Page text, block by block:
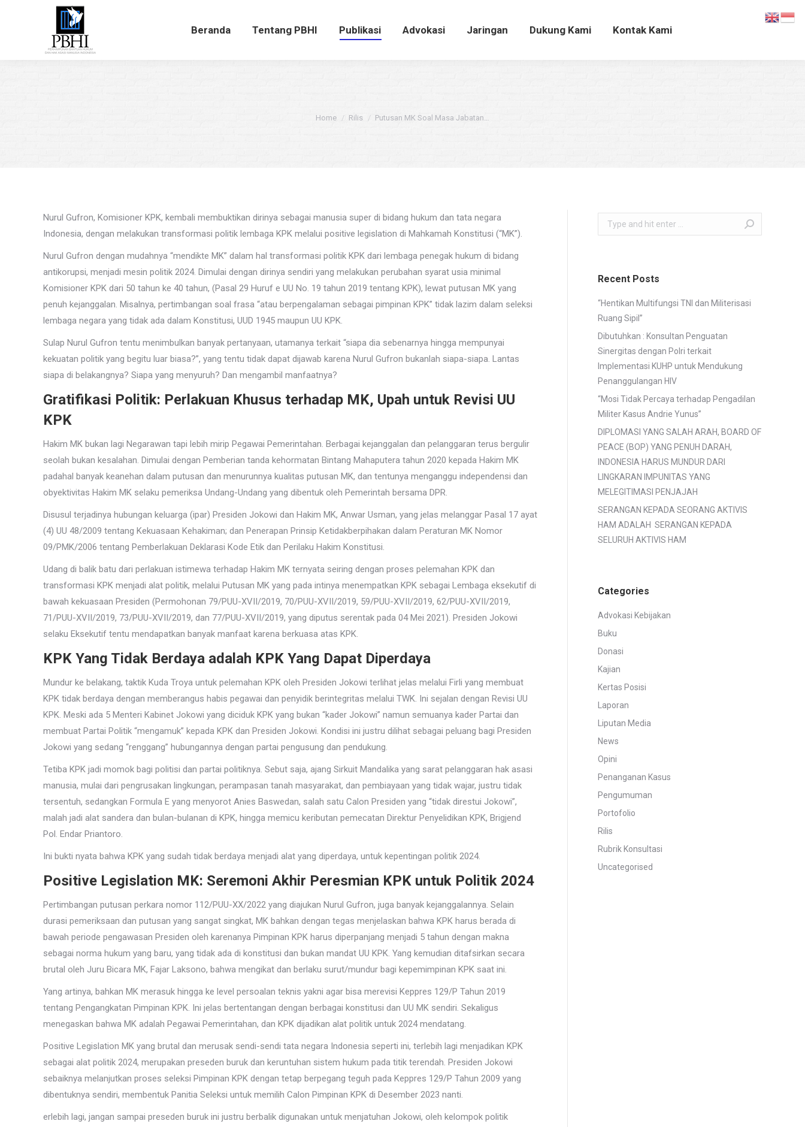
Beranda Tentang PBHI Publikasi Advokasi Jaringan Dukung Kami Kontak Kami
You are here:
Home Rilis Putusan MK Soal Masa Jabatan…
Nurul Gufron, Komisioner KPK, kembali membuktikan dirinya sebagai manusia super di bidang hukum dan tata negara
Indonesia, dengan melakukan transformasi politik lembaga KPK melalui positive legislation di Mahkamah Konstitusi (“MK”).
Nurul Gufron dengan mudahnya “mendikte MK” dalam hal transformasi politik KPK dari lembaga penegak hukum di bidang
antikorupsi, menjadi mesin politik 2024. Dimulai dengan dirinya sendiri yang melakukan perubahan syarat usia minimal
Komisioner KPK dari 50 tahun ke 40 tahun, (Pasal 29 Huruf e UU No. 19 tahun 2019 tentang KPK), lewat putusan MK yang
penuh kejanggalan. Misalnya, pertimbangan soal frasa “atau berpengalaman sebagai pimpinan KPK” tidak lazim dalam seleksi
lembaga negara yang tidak ada dalam Konstitusi, UUD 1945 maupun UU KPK.
Sulap Nurul Gufron tentu menimbulkan banyak pertanyaan, utamanya terkait “siapa dia sebenarnya hingga mempunyai
kekuatan politik yang begitu luar biasa?”, yang tentu tidak dapat dijawab karena Nurul Gufron bukanlah siapa-siapa. Lantas
siapa di belakangnya? Siapa yang menyuruh? Dan mengambil manfaatnya?
Gratifikasi Politik: Perlakuan Khusus terhadap MK, Upah untuk Revisi UU
KPK
Hakim MK bukan lagi Negarawan tapi lebih mirip Pegawai Pemerintahan. Berbagai kejanggalan dan pelanggaran terus bergulir
seolah bukan kesalahan. Dimulai dengan Pemberian tanda kehormatan Bintang Mahaputera tahun 2020 kepada Hakim MK
padahal banyak keanehan dalam putusan dan menurunnya kualitas putusan MK, dan tentunya menganggu independensi dan
obyektivitas Hakim MK selaku pemeriksa Undang-Undang yang dibentuk oleh Pemerintah bersama DPR.
Disusul terjadinya hubungan keluarga (ipar) Presiden Jokowi dan Hakim MK, Anwar Usman, yang jelas melanggar Pasal 17 ayat
(4) UU 48/2009 tentang Kekuasaan Kehakiman; dan Penerapan Prinsip Ketidakberpihakan dalam Peraturan MK Nomor
09/PMK/2006 tentang Pemberlakuan Deklarasi Kode Etik dan Perilaku Hakim Konstitusi.
Udang di balik batu dari perlakuan istimewa terhadap Hakim MK ternyata seiring dengan proses pelemahan KPK dan
transformasi KPK menjadi alat politik, melalui Putusan MK yang pada intinya menempatkan KPK sebagai Lembaga eksekutif di
bawah kekuasaan Presiden (Permohonan 79/PUU-XVII/2019, 70/PUU-XVII/2019, 59/PUU-XVII/2019, 62/PUU-XVII/2019,
71/PUU-XVII/2019, 73/PUU-XVII/2019, dan 77/PUU-XVII/2019, yang diputus serentak pada 04 Mei 2021). Presiden Jokowi
selaku Eksekutif tentu mendapatkan banyak manfaat karena berkuasa atas KPK.
KPK Yang Tidak Berdaya adalah KPK Yang Dapat Diperdaya
Mundur ke belakang, taktik Kuda Troya untuk pelemahan KPK oleh Presiden Jokowi terlihat jelas melalui Firli yang membuat
KPK tidak berdaya dengan memberangus habis pegawai dan penyidik berintegritas melalui TWK. Ini sejalan dengan Revisi UU
KPK. Meski ada 5 Menteri Kabinet Jokowi yang diciduk KPK yang bukan “kader Jokowi” namun semuanya kader Partai dan
membuat Partai Politik “mengamuk” kepada KPK dan Presiden Jokowi. Kondisi ini justru dilihat sebagai peluang bagi Presiden
Jokowi yang sedang “renggang” hubungannya dengan partai pengusung dan pendukung.
Tetiba KPK jadi momok bagi politisi dan partai politiknya. Sebut saja, ajang Sirkuit Mandalika yang sarat pelanggaran hak asasi
manusia, mulai dari pengrusakan lingkungan, perampasan tanah masyarakat, dan pembiayaan yang tidak wajar, justru tidak
tersentuh, sedangkan Formula E yang menyorot Anies Baswedan, salah satu Calon Presiden yang “tidak direstui Jokowi”,
malah jadi alat sandera dan bulan-bulanan di KPK, hingga memicu keributan pemecatan Direktur Penyelidikan KPK, Brigjend
Pol. Endar Priantoro.
Ini bukti nyata bahwa KPK yang sudah tidak berdaya menjadi alat yang diperdaya, untuk kepentingan politik 2024.
Positive Legislation MK: Seremoni Akhir Peresmian KPK untuk Politik 2024
Pertimbangan putusan perkara nomor 112/PUU-XX/2022 yang diajukan Nurul Gufron, juga banyak kejanggalannya. Selain
durasi pemeriksaan dan putusan yang sangat singkat, MK bahkan dengan tegas menjelaskan bahwa KPK harus berada di
bawah periode pengawasan Presiden oleh karenanya Pimpinan KPK harus diperpanjang menjadi 5 tahun dengan makna
sebagai norma hukum yang baru, yang tidak ada di konstitusi dan bukan mandat UU KPK. Yang kemudian ditafsirkan secara
brutal oleh Juru Bicara MK, Fajar Laksono, bahwa mengikat dan berlaku surut/mundur bagi kepemimpinan KPK saat ini.
Yang artinya, bahkan MK merasuk hingga ke level persoalan teknis yakni agar bisa merevisi Keppres 129/P Tahun 2019
tentang Pengangkatan Pimpinan KPK. Ini jelas bertentangan dengan berbagai konstitusi dan UU MK sendiri. Sekaligus
menegaskan bahwa MK adalah Pegawai Pemerintahan, dan KPK dijadikan alat politik untuk 2024 mendatang.
Positive Legislation MK yang brutal dan merusak sendi-sendi tata negara Indonesia seperti ini, terlebih lagi menjadikan KPK
sebagai alat politik 2024, merupakan preseden buruk dan keruntuhan sistem hukum pada titik terendah. Presiden Jokowi
sebaiknya melanjutkan proses seleksi Pimpinan KPK dengan tetap berpegang teguh pada Keppres 129/P Tahun 2009 yang
dibentuknya sendiri, membentuk Panitia Seleksi untuk memilih Calon Pimpinan KPK di Desember 2023 nanti.
erlebih lagi, jangan sampai preseden buruk ini justru berbalik digunakan untuk menjatuhan Jokowi, oleh kelompok politik
Search:
Recent Posts
“Hentikan Multifungsi TNI dan Militerisasi
Ruang Sipil”
Dibutuhkan : Konsultan Penguatan
Sinergitas dengan Polri terkait
Implementasi KUHP untuk Mendukung
Penanggulangan HIV
“Mosi Tidak Percaya terhadap Pengadilan
Militer Kasus Andrie Yunus”
DIPLOMASI YANG SALAH ARAH, BOARD OF
PEACE (BOP) YANG PENUH DARAH,
INDONESIA HARUS MUNDUR DARI
LINGKARAN IMPUNITAS YANG
MELEGITIMASI PENJAJAH
SERANGAN KEPADA SEORANG AKTIVIS
HAM ADALAH SERANGAN KEPADA
SELURUH AKTIVIS HAM
Categories
Advokasi Kebijakan
Buku
Donasi
Kajian
Kertas Posisi
Laporan
Liputan Media
News
Opini
Penanganan Kasus
Pengumuman
Portofolio
Rilis
Rubrik Konsultasi
Uncategorised
Beranda Tentang PBHI Publikasi Advokasi Jaringan Dukung Kami Kontak Kami